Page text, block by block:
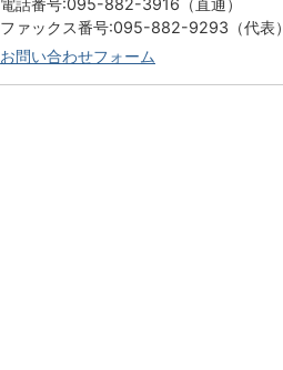
電話番号:095-882-3916（直通）
ファックス番号:095-882-9293（代表）
お問い合わせフォーム